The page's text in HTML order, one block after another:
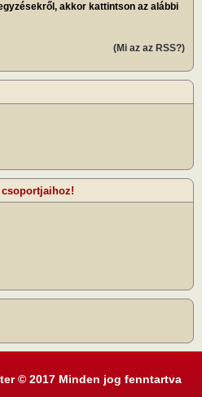
akkor kattintson az alábbi
(Mi az az RSS?)
© 2017 Minden jog fenntartva